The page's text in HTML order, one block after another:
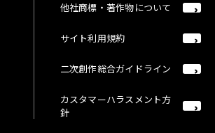
他社商標・著作物について
サイト利用規約
二次創作総合ガイドライン
カスタマーハラスメント方
針